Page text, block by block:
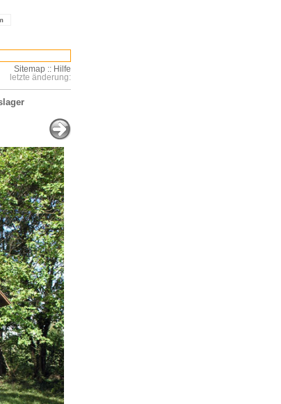
Sitemap :: Hilfe
letzte änderung: